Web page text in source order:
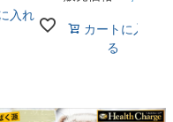
入れ
カートに入れ
る